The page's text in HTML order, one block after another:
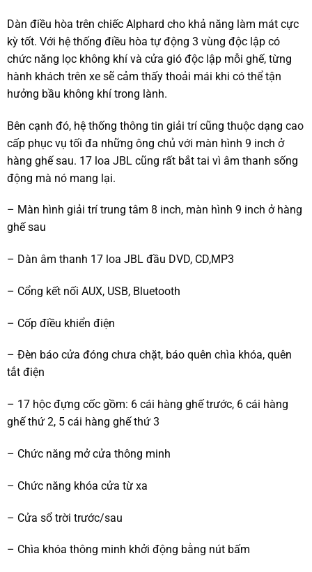
Dàn điều hòa trên chiếc Alphard cho khả năng làm mát cực
kỳ tốt. Với hệ thống điều hòa tự động 3 vùng độc lập có
chức năng lọc không khí và cửa gió độc lập mỗi ghế, từng
hành khách trên xe sẽ cảm thấy thoải mái khi có thể tận
hưởng bầu không khí trong lành.
Bên cạnh đó, hệ thống thông tin giải trí cũng thuộc dạng cao
cấp phục vụ tối đa những ông chủ với màn hình 9 inch ở
hàng ghế sau. 17 loa JBL cũng rất bắt tai vì âm thanh sống
động mà nó mang lại.
– Màn hình giải trí trung tâm 8 inch, màn hình 9 inch ở hàng
ghế sau
– Dàn âm thanh 17 loa JBL đầu DVD, CD,MP3
– Cổng kết nối AUX, USB, Bluetooth
– Cốp điều khiển điện
– Đèn báo cửa đóng chưa chặt, báo quên chìa khóa, quên
tắt điện
– 17 hộc đựng cốc gồm: 6 cái hàng ghế trước, 6 cái hàng
ghế thứ 2, 5 cái hàng ghế thứ 3
– Chức năng mở cửa thông minh
– Chức năng khóa cửa từ xa
– Cửa sổ trời trước/sau
– Chìa khóa thông minh khởi động bằng nút bấm